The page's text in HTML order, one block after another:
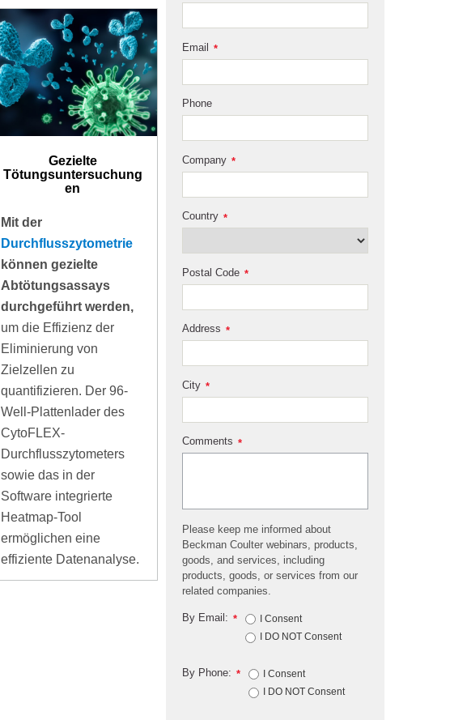
Gezielte
Tötungsuntersuchung
en
Mit der
Durchflusszytometrie
können gezielte
Abtötungsassays
durchgeführt werden,
um die Effizienz der
Eliminierung von
Zielzellen zu
quantifizieren. Der 96-
Well-Plattenlader des
CytoFLEX-
Durchflusszytometers
sowie das in der
Software integrierte
Heatmap-Tool
ermöglichen eine
effiziente Datenanalyse.
*
Email
Phone
*
Company
*
Country
*
Postal Code
*
Address
*
City
*
Comments
Please keep me informed about
Beckman Coulter webinars, products,
goods, and services, including
products, goods, or services from our
related companies.
*
By Email:
I Consent
I DO NOT Consent
*
By Phone:
I Consent
I DO NOT Consent